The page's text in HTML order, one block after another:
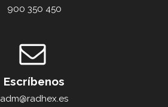
900 350 450
Escríbenos
adm@radhex.es